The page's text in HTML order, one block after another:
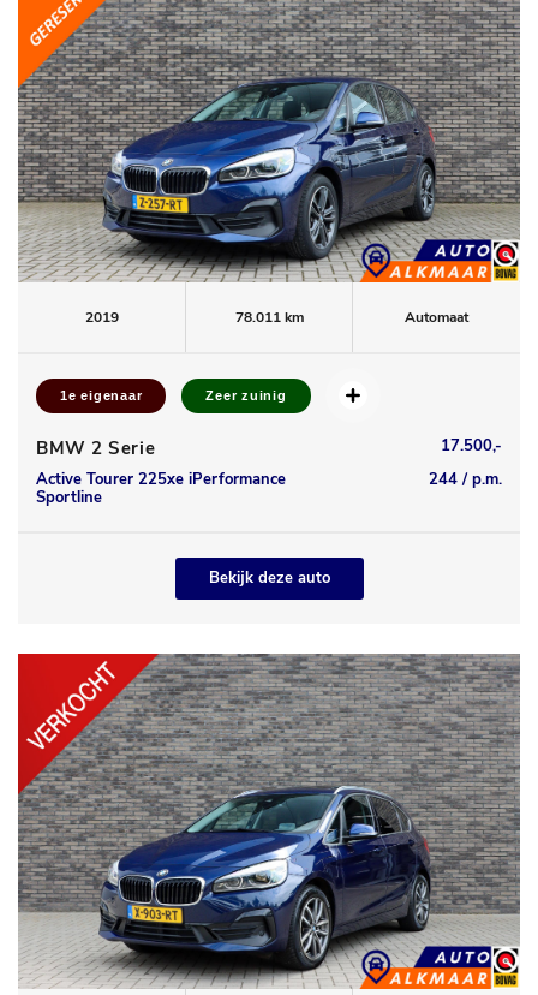
2019 78.011 km Automaat
1e eigenaar Zeer zuinig
BMW 2 Serie
17.500,-
Active Tourer 225xe iPerformance
Sportline
244 / p.m.
Bekijk deze auto